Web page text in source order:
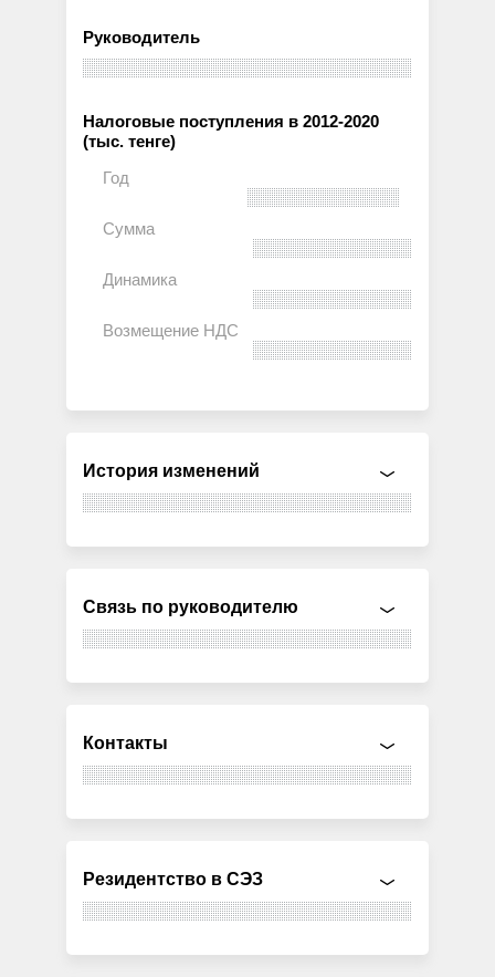
Руководитель
Налоговые поступления в 2012-2020
(тыс. тенге)
История изменений
Связь по руководителю
Контакты
Резидентство в СЭЗ